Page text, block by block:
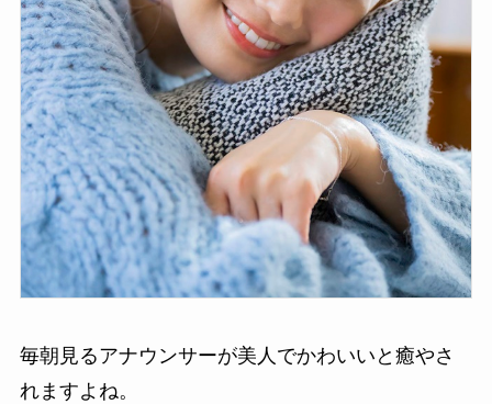
毎朝見るアナウンサーが美人でかわいいと癒やさ
れますよね。